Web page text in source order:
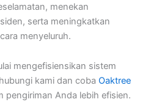
menekan
serta meningkatkan
menyeluruh.
mengefisiensikan sistem
kami dan coba Oaktree
pengiriman Anda lebih efisien.